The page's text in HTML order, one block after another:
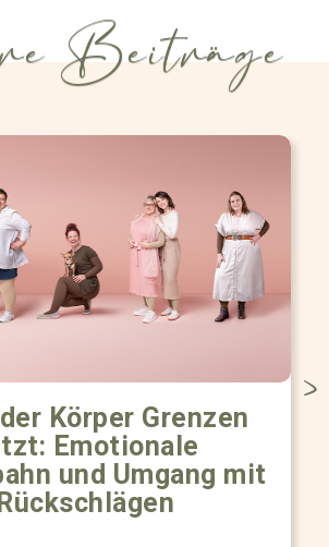
Beiträge
Körper Grenzen
Emotionale
und Umgang mit
Rückschlägen